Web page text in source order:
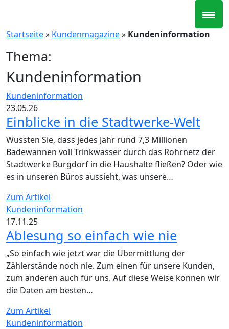
springen
Startseite» Kundenmagazine» Kundeninformation
Thema:
Kundeninformation
Kundeninformation
23.05.26
Einblicke in die Stadtwerke-Welt
Wussten Sie, dass jedes Jahr rund 7,3 Millionen
Badewannen voll Trinkwasser durch das Rohrnetz der
Stadtwerke Burgdorf in die Haushalte fließen? Oder wie
es in unseren Büros aussieht, was unsere…
Zum Artikel
Kundeninformation
17.11.25
Ablesung so einfach wie nie
„So einfach wie jetzt war die Übermittlung der
Zählerstände noch nie. Zum einen für unsere Kunden,
zum anderen auch für uns. Auf diese Weise können wir
die Daten am besten…
Zum Artikel
Kundeninformation